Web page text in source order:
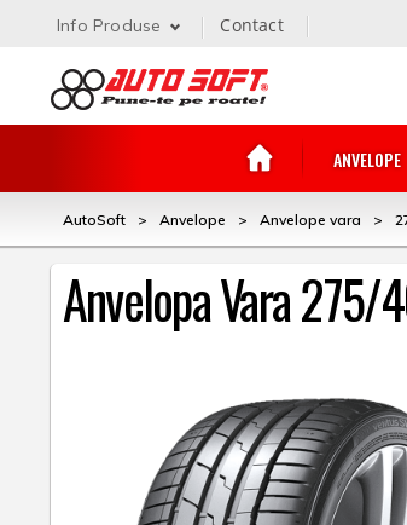
ANVELOPE
Info Produse Contact
AutoSoft > Anvelope > Anvelope vara >
Anvelopa Vara 275/